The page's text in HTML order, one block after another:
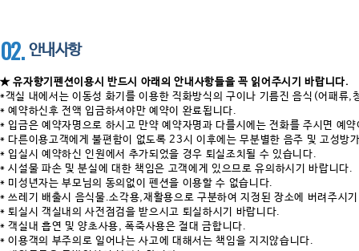
02. 안내사항
★ 유자향기펜션이용시 반드시 아래의 안내사항들을 꼭 읽어주시기 바랍니다.
*객실 내에서는 이동성 화기를 이용한 직화방식의 구이나 기름진 음식(어패류
* 예약하신후 전액 입금하셔야만 예약이 완료됩니다.
* 입금은 예약자명으로 하시고 만약 예약자명과 다를시에는 전화를 주시면 예
* 다른이용고객에게 불편함이 없도록 23시 이후에는 무분별한 음주 및 고성방
* 입실시 예약하신 인원에서 추가되었을 경우 퇴실조치될 수 있습니다.
* 시설물 파손 및 분실에 대한 책임은 고객에게 있으므로 유의하시기 바랍니다.
* 미성년자는 부모님의 동의없이 펜션을 이용할 수 없습니다.
* 쓰레기 배출시 음식물.소각용,재활용으로 구분하여 지정된 장소에 버려주시
* 퇴실시 객실내의 사전점검을 받으시고 퇴실하시기 바랍니다.
* 객실내 흡연 및 양초사용, 폭죽사용은 절대 금합니다.
* 이용객의 부주의로 일어나는 사고에 대해서는 책임을 지지않습니다.